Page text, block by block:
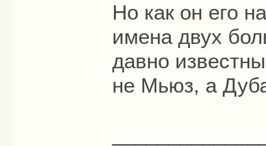
Но как он его
имена двух
давно
не Мьюз, а